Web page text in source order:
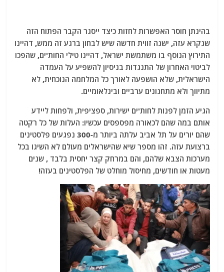
בהינתן חוסר האפשרות לחזות כיצד ייסגר הקבר הפתוח הזה
שנקרא עזה, ישנה זווית חדשה שיש לבחון ברגע זה ממש, דהיינו
התירוץ הנוסף בו משתמשת ישראל, דהיינו טילי החות'ים, שהפכו
לביטוי האחרון של התנגדות בניסיון להשפיע על העמדה
הישראלית, שלא הושפעה לאורך כל המלחמה הנוכחית, לא
מתיווך ולא מתחנונים ערביים ובינלאומיים.
הגיע הזמן לפנות לחות'ים ישירות, ספציפית, ולפחות ליידע
אותם במה שהם לכאורה מפספסים עכשיו: העלות של כל רקטה
שהם יורים על תל אביב עלתה ביותר מ-300 נפגעים פלסטינים
ברצועת עזה. זהו מספר שיא שהישראלים מעולם לא השיגו בכל
מערכות הצבא שלהם, והם במרחק קצר יחסית בלבד , שנים
מעטות או חודשים, מחיסול מוחלט של הפלסטינים בעזה!